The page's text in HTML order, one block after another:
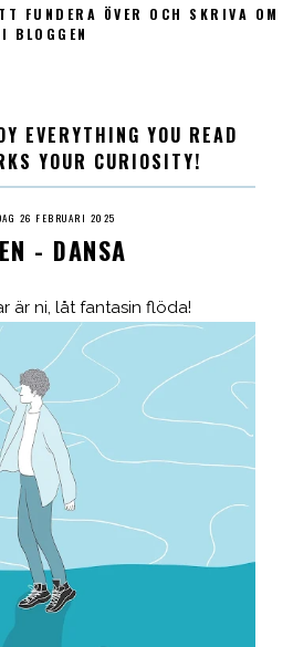
FUNDERA ÖVER OCH SKRIVA OM
I BLOGGEN
EVERYTHING YOU READ
YOUR CURIOSITY!
26 FEBRUARI 2025
- DANSA
är ni, låt fantasin flöda!